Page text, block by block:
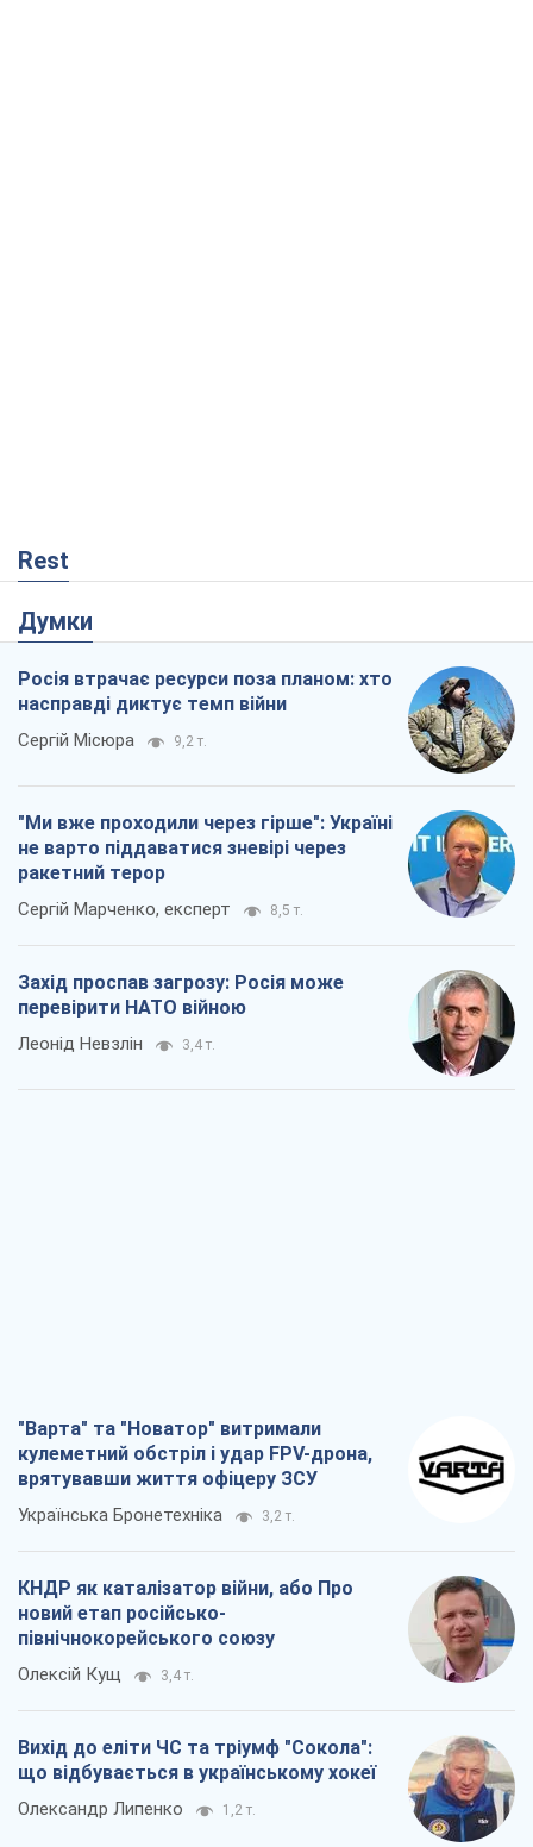
Rest
Думки
Росія втрачає ресурси поза планом: хто
насправді диктує темп війни
Сергій Місюра 9,2 т.
"Ми вже проходили через гірше": Україні
не варто піддаватися зневірі через
ракетний терор
Сергій Марченко, експерт 8,5 т.
Захід проспав загрозу: Росія може
перевірити НАТО війною
Леонід Невзлін 3,4 т.
"Варта" та "Новатор" витримали
кулеметний обстріл і удар FPV-дрона,
врятувавши життя офіцеру ЗСУ
Українська Бронетехніка 3,2 т.
КНДР як каталізатор війни, або Про
новий етап російсько-
північнокорейського союзу
Олексій Кущ 3,4 т.
Вихід до еліти ЧС та тріумф "Сокола":
що відбувається в українському хокеї
Олександр Липенко 1,2 т.